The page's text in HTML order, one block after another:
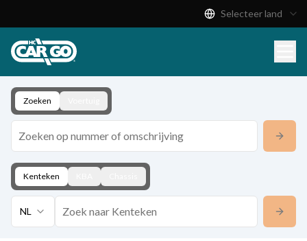
Download
Contact
Selecteer land
Zoeken
Kenteken
NL